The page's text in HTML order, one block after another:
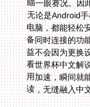
读，无缝融入中